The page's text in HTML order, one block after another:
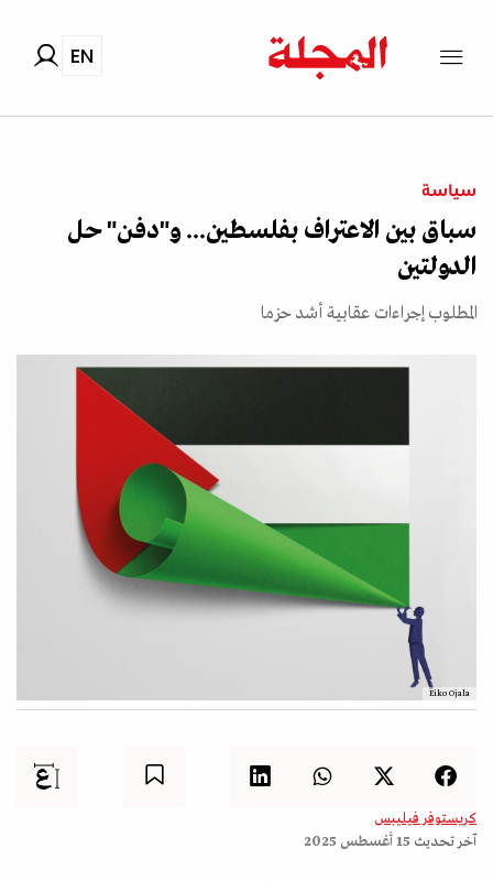
EN
سياسة
سباق بين الاعتراف بفلسطين... و"دفن" حل
الدولتين
المطلوب إجراءات عقابية أشد حزما
Eiko Ojala
كريستوفر فيليبس
آخر تحديث 15 أغسطس 2025